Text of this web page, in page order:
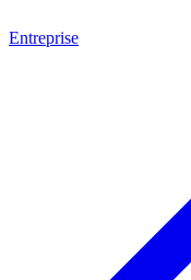
Entreprise